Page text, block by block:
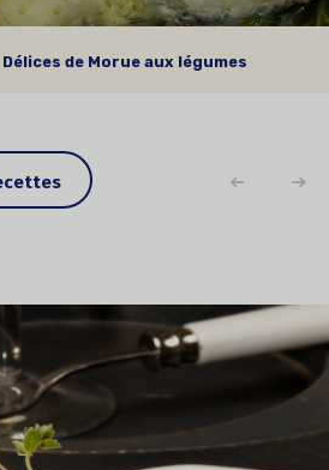
Délices de Morue aux légumes